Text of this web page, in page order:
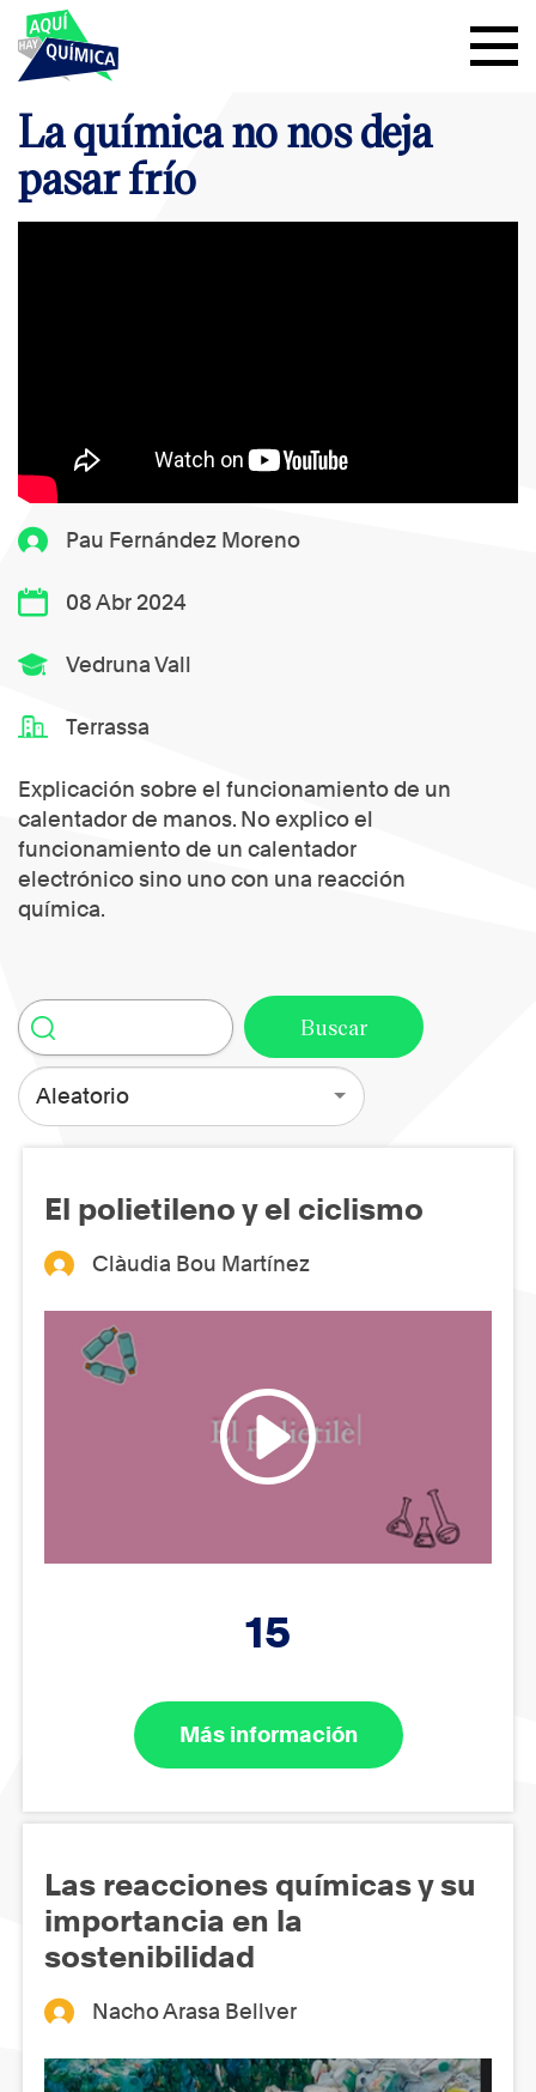
Pau Fernández Moreno
08 Abr 2024
Vedruna Vall
Terrassa
Explicación sobre el funcionamiento de un
calentador de manos. No explico el
funcionamiento de un calentador
electrónico sino uno con una reacción
química.
La química no nos deja
pasar frío
Aleatorio
El polietileno y el ciclismo
Clàudia Bou Martínez
15
Más información
Las reacciones químicas y su
importancia en la
sostenibilidad
Nacho Arasa Bellver